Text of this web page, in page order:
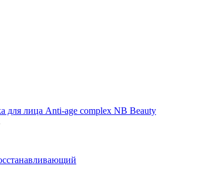
для лица Anti-age complex NB Beauty